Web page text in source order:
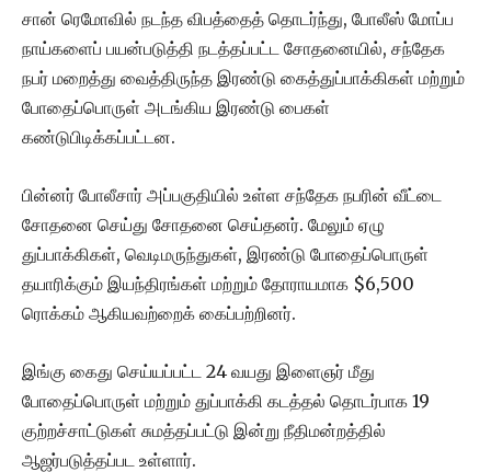
சான் ரெமோவில் நடந்த விபத்தைத் தொடர்ந்து, போலீஸ் மோப்ப
நாய்களைப் பயன்படுத்தி நடத்தப்பட்ட சோதனையில், சந்தேக
நபர் மறைத்து வைத்திருந்த இரண்டு கைத்துப்பாக்கிகள் மற்றும்
போதைப்பொருள் அடங்கிய இரண்டு பைகள்
கண்டுபிடிக்கப்பட்டன.
பின்னர் போலீசார் அப்பகுதியில் உள்ள சந்தேக நபரின் வீட்டை
சோதனை செய்து சோதனை செய்தனர். மேலும் ஏழு
துப்பாக்கிகள், வெடிமருந்துகள், இரண்டு போதைப்பொருள்
தயாரிக்கும் இயந்திரங்கள் மற்றும் தோராயமாக $6,500
ரொக்கம் ஆகியவற்றைக் கைப்பற்றினர்.
இங்கு கைது செய்யப்பட்ட 24 வயது இளைஞர் மீது
போதைப்பொருள் மற்றும் துப்பாக்கி கடத்தல் தொடர்பாக 19
குற்றச்சாட்டுகள் சுமத்தப்பட்டு இன்று நீதிமன்றத்தில்
ஆஜர்படுத்தப்பட உள்ளார்.